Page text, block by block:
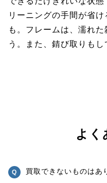
リーニングの手間が省
も。フレームは、濡れ
う。また、錆び取りもし
よく
買取できないものはあ